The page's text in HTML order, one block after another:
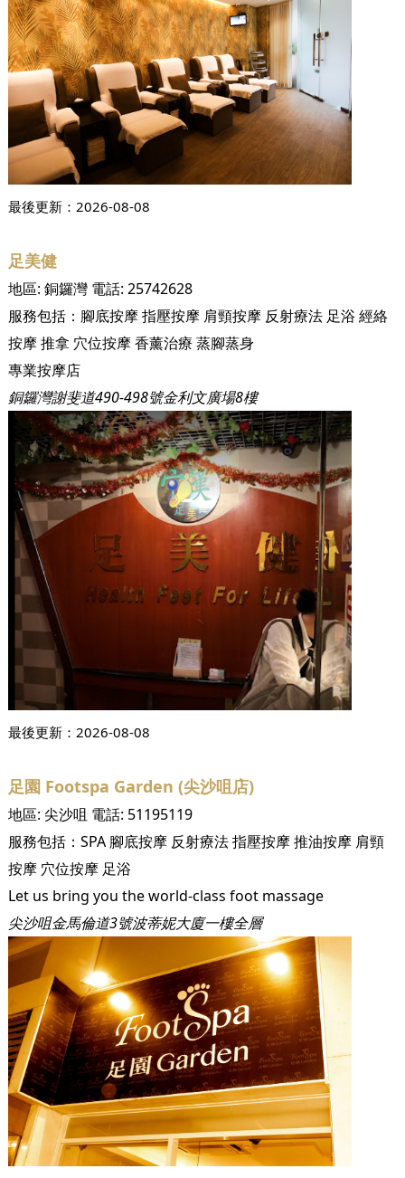
最後更新： 2026-08-08
足美健
地區: 銅鑼灣電話: 25742628
服務包括： 腳底按摩指壓按摩 肩頸按摩 反射療法 足浴 經絡
按摩推拿 穴位按摩香薰治療 蒸腳蒸身
專業按摩店
銅鑼灣謝斐道490-498號金利文廣場8樓
最後更新： 2026-08-08
足園 Footspa Garden (尖沙咀店)
地區: 尖沙咀 電話: 51195119
服務包括： SPA 腳底按摩 反射療法指壓按摩推油按摩 肩頸
按摩 穴位按摩 足浴
Let us bring you the world-class foot massage
尖沙咀金馬倫道3號波蒂妮大廈一樓全層